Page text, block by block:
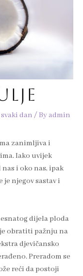
dan / Byadmin
zanimljiva i
Iako uvijek
i oko nas, ipak
je njegov sastav i
dijela ploda
obratiti pažnju na
djevičansko
Preradom se
reći da postoji